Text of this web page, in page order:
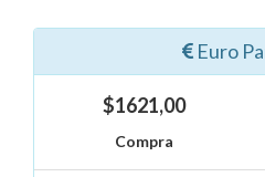
Euro
$1621,00
Compra